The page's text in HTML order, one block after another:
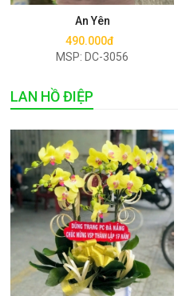
An Yên
490.000đ
MSP: DC-3056
LAN HỒ ĐIỆP